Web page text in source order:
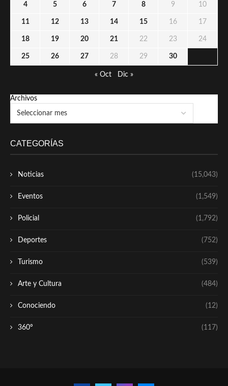
4 5 6 7 8 9 10
11 12 13 14 15 16 17
18 19 20 21 22 23 24
25 26 27 28 29 30
« Oct Dic »
Archivos
CATEGORÍAS
Noticias (15,043)
Eventos (1,549)
Policial (1,792)
Deportes (752)
Turismo (539)
Arte y Cultura (484)
Conociendo (12)
360º (117)